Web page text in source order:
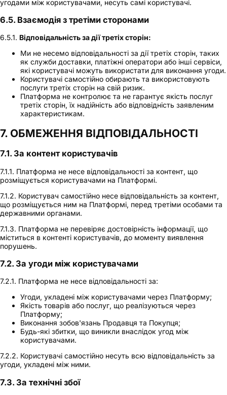
угодами між користувачами, несуть самі користувачі.
6.5. Взаємодія з третіми сторонами
6.5.1. Відповідальність за дії третіх сторін:
Ми не несемо відповідальності за дії третіх сторін, таких
як служби доставки, платіжні оператори або інші сервіси,
які користувачі можуть використати для виконання угоди.
Користувачі самостійно обирають та використовують
послуги третіх сторін на свій ризик.
Платформа не контролює та не гарантує якість послуг
третіх сторін, їх надійність або відповідність заявленим
характеристикам.
7. ОБМЕЖЕННЯ ВІДПОВІДАЛЬНОСТІ
7.1. За контент користувачів
7.1.1. Платформа не несе відповідальності за контент, що
розміщується користувачами на Платформі.
7.1.2. Користувач самостійно несе відповідальність за контент,
що розміщується ним на Платформі, перед третіми особами та
державними органами.
7.1.3. Платформа не перевіряє достовірність інформації, що
міститься в контенті користувачів, до моменту виявлення
порушень.
7.2. За угоди між користувачами
7.2.1. Платформа не несе відповідальності за:
Угоди, укладені між користувачами через Платформу;
Якість товарів або послуг, що реалізуються через
Платформу;
Виконання зобов'язань Продавця та Покупця;
Будь-які збитки, що виникли внаслідок угод між
користувачами.
7.2.2. Користувачі самостійно несуть всю відповідальність за
угоди, укладені між ними.
7.3. За технічні збої